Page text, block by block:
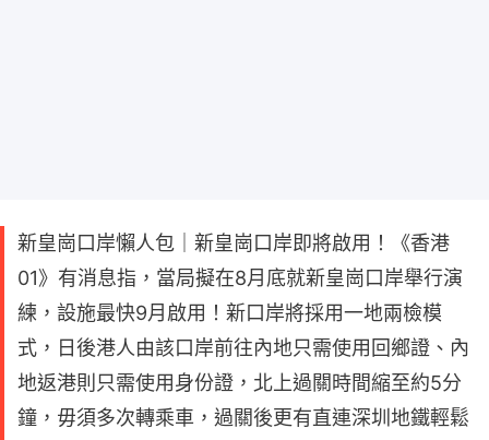
新皇崗口岸懶人包｜新皇崗口岸即將啟用！《香港
01》有消息指，當局擬在8月底就新皇崗口岸舉行演
練，設施最快9月啟用！新口岸將採用一地兩檢模
式，日後港人由該口岸前往內地只需使用回鄉證、內
地返港則只需使用身份證，北上過關時間縮至約5分
鐘，毋須多次轉乘車，過關後更有直連深圳地鐵輕鬆